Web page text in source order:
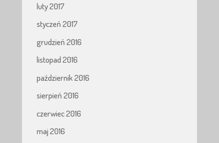
luty 2017
styczeń 2017
grudzień 2016
listopad 2016
październik 2016
sierpień 2016
czerwiec 2016
maj 2016